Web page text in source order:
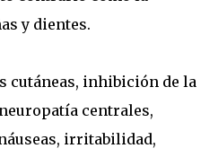
y dientes.
cutáneas, inhibición de la
centrales,
irritabilidad,